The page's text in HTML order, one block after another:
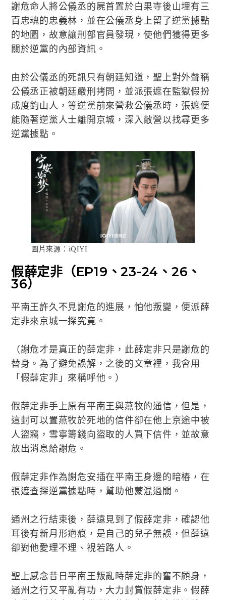
謝危命人將公儀丞的屍首置於白果寺後山埋有三
百忠魂的忠義林，並在公儀丞身上留了逆黨據點
的地圖，故意讓刑部官員發現，使他們獲得更多
關於逆黨的內部資訊。
由於公儀丞的死訊只有朝廷知道，聖上對外聲稱
公儀丞正被朝廷嚴刑拷問，並派張遮在監獄假扮
成度鈞山人，等逆黨前來營救公儀丞時，張遮便
能隨著逆黨人士離開京城，深入敵營以找尋更多
逆黨據點。
圖片來源：iQIYI
假薛定非（EP19、23-24、26、
36）
平南王許久不見謝危的進展，怕他叛變，便派薛
定非來京城一探究竟。
（謝危才是真正的薛定非，此薛定非只是謝危的
替身。為了避免誤解，之後的文章裡，我會用
「假薛定非」來稱呼他。）
假薛定非手上原有平南王與燕牧的通信，但是，
這封可以置燕牧於死地的信件卻在他上京途中被
人盜竊，雪寧籌錢向盜取的人買下信件，並故意
放出消息給謝危。
假薛定非作為謝危安插在平南王身邊的暗樁，在
張遮查探逆黨據點時，幫助他蒙混過關。
通州之行結束後，薛遠見到了假薛定非，確認他
耳後有新月形疤痕，是自己的兒子無誤，但薛遠
卻對他愛理不理、視若路人。
聖上感念昔日平南王叛亂時薛定非的奮不顧身，
通州之行又平亂有功，大力封賞假薛定非。假薛